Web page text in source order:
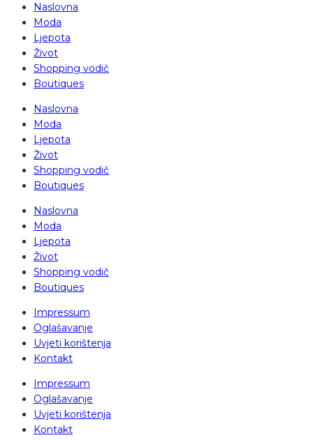
Naslovna
Moda
Ljepota
Život
Shopping vodič
Boutiques
Naslovna
Moda
Ljepota
Život
Shopping vodič
Boutiques
Naslovna
Moda
Ljepota
Život
Shopping vodič
Boutiques
Impressum
Oglašavanje
Uvjeti korištenja
Kontakt
Impressum
Oglašavanje
Uvjeti korištenja
Kontakt